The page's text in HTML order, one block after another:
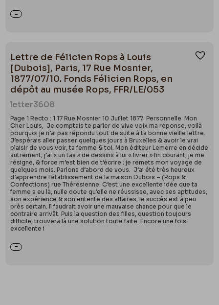
Lettre de Félicien Rops à Louis
[Dubois], Paris, 17 Rue Mosnier,
1877/07/10. Fonds Félicien Rops, en
dépôt au musée Rops, FFR/LE/053
letter3608
Page 1 Recto : 1 17 Rue Mosnier 10 Juillet 1877 Personnelle Mon
Cher Louis, Je comptais te parler de vive voix ma réponse, voilà
pourquoi je n’ai pas répondu tout de suite à ta bonne vieille lettre.
J’espérais aller passer quelques jours à Bruxelles & avoir le vrai
plaisir de vous voir, ta femme & toi. Mon éditeur Lemerre en décide
autrement, j’ai « un tas » de dessins à lui « livrer » fin courant, je me
résigne, & force m’est bien de t’écrire ; je remets mon voyage de
quelques mois. Parlons d’abord de vous. J’ai été très heureux
d’apprendre l’établissement de la maison Dubois – (Rops &
Confections) rue Thérésienne. C’est une excellente idée que ta
femme a eu là, nulle doute qu’elle ne réussisse, avec ses aptitudes,
son expérience & son entente des affaires, le succès est à peu
près certain. Il faudrait avoir une mauvaise chance pour que le
contraire arrivât. Puis la question des filles, question toujours
difficile, trouvera là une solution toute faite. Encore une fois
excellente i